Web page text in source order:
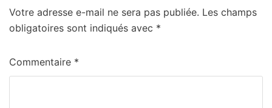
Votre adresse e-mail ne sera pas publiée. Les champs
obligatoires sont indiqués avec *
Commentaire *